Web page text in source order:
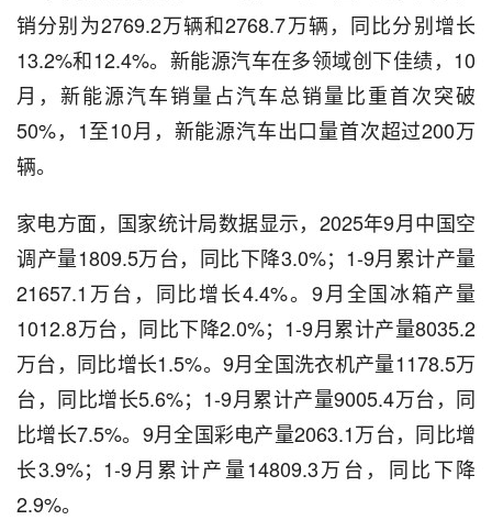
销分别为2769.2万辆和2768.7万辆，同比分别增长
13.2%和12.4%。新能源汽车在多领域创下佳绩，10
月，新能源汽车销量占汽车总销量比重首次突破
50%，1至10月，新能源汽车出口量首次超过200万
辆。
家电方面，国家统计局数据显示，2025年9月中国空
调产量1809.5万台，同比下降3.0%；1-9月累计产量
21657.1万台，同比增长4.4%。9月全国冰箱产量
1012.8万台，同比下降2.0%；1-9月累计产量8035.2
万台，同比增长1.5%。9月全国洗衣机产量1178.5万
台，同比增长5.6%；1-9月累计产量9005.4万台，同
比增长7.5%。9月全国彩电产量2063.1万台，同比增
长3.9%；1-9月累计产量14809.3万台，同比下降
2.9%。